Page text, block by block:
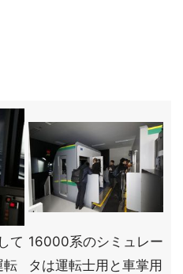
て
転
16000系のシミュレー
タは運転士用と車掌用